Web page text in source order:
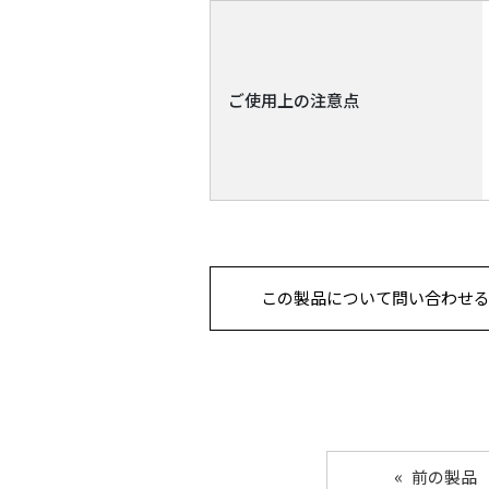
ご使用上の注意点
この製品について問い合わせ
前の製品